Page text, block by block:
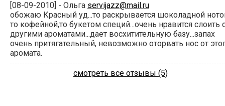
[08-09-2010] - Ольга servijazz@mail.ru
обожаю Красный уд...то раскрывается шоколадной
то кофейной,то букетом специй...очень нравится слоить
другими ароматами...дает восхитительную базу...запах
очень притягательный, невозможно оторвать нос от
аромата.
смотреть все отзывы (5)